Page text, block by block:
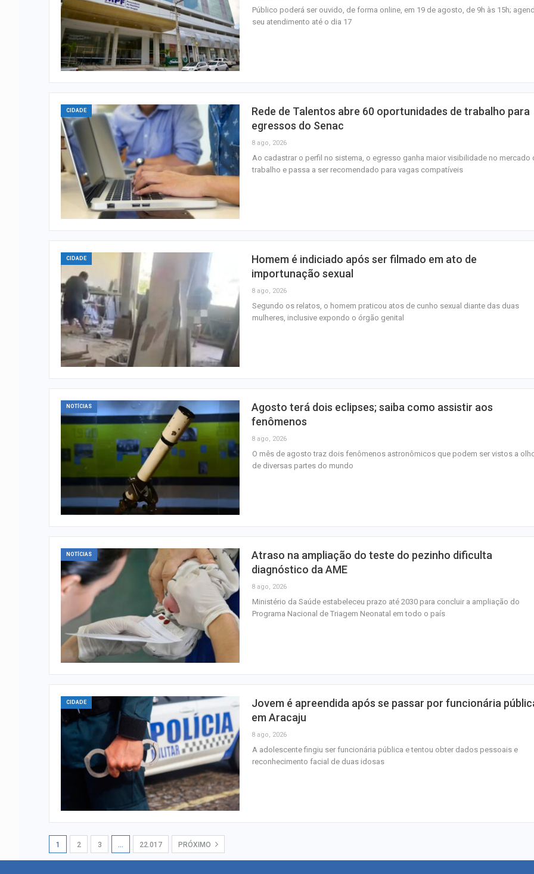
Público poderá ser ouvido, de forma online, em 19 de agosto, de 9h às 15h;
seu atendimento até o dia 17
CIDADE
Rede de Talentos abre 60 oportunidades de trabalho para
egressos do Senac
8 ago, 2026
Ao cadastrar o perfil no sistema, o egresso ganha maior visibilidade no mercado
trabalho e passa a ser recomendado para vagas compatíveis
CIDADE
Homem é indiciado após ser filmado em ato de
importunação sexual
8 ago, 2026
Segundo os relatos, o homem praticou atos de cunho sexual diante das duas
mulheres, inclusive expondo o órgão genital
NOTÍCIAS
Agosto terá dois eclipses; saiba como assistir aos
fenômenos
8 ago, 2026
O mês de agosto traz dois fenômenos astronômicos que podem ser vistos a
de diversas partes do mundo
NOTÍCIAS
Atraso na ampliação do teste do pezinho dificulta
diagnóstico da AME
8 ago, 2026
Ministério da Saúde estabeleceu prazo até 2030 para concluir a ampliação do
Programa Nacional de Triagem Neonatal em todo o país
CIDADE
Jovem é apreendida após se passar por funcionária
em Aracaju
8 ago, 2026
A adolescente fingiu ser funcionária pública e tentou obter dados pessoais e
reconhecimento facial de duas idosas
1 2 3 … 22.017 PRÓXIMO